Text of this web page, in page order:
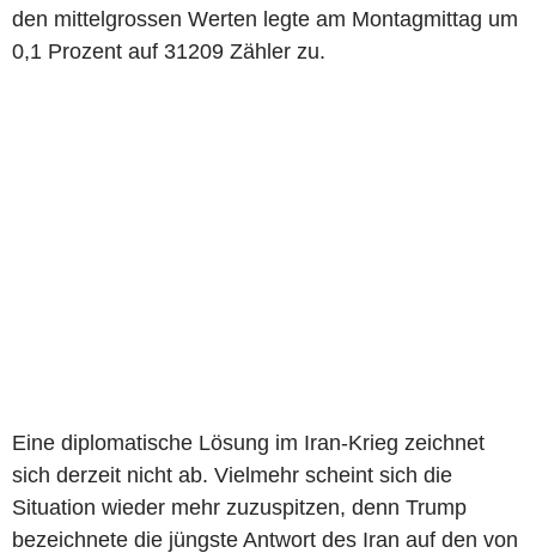
den mittelgrossen Werten legte am Montagmittag um
0,1 Prozent auf 31209 Zähler zu.
Eine diplomatische Lösung im Iran-Krieg zeichnet
sich derzeit nicht ab. Vielmehr scheint sich die
Situation wieder mehr zuzuspitzen, denn Trump
bezeichnete die jüngste Antwort des Iran auf den von